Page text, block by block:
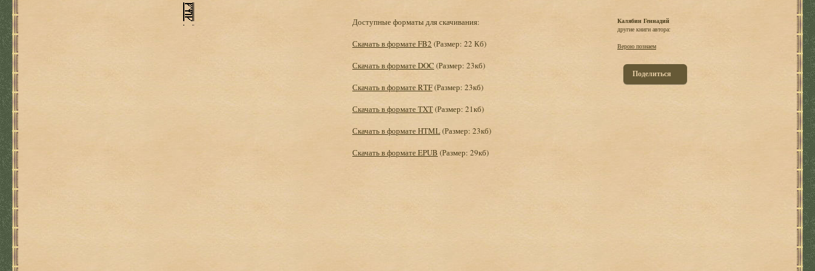
Доступные форматы для скачивания:
Скачать в формате FB2 (Размер: 22 Кб)
Скачать в формате DOC (Размер: 23кб)
Скачать в формате RTF(Размер: 23кб)
Скачать в формате TXT(Размер: 21кб)
Скачать в формате HTML(Размер: 23кб)
Скачать в формате EPUB (Размер: 29кб)
Калябин Геннадий
другие книги автора:
Верою познаем
Поделиться